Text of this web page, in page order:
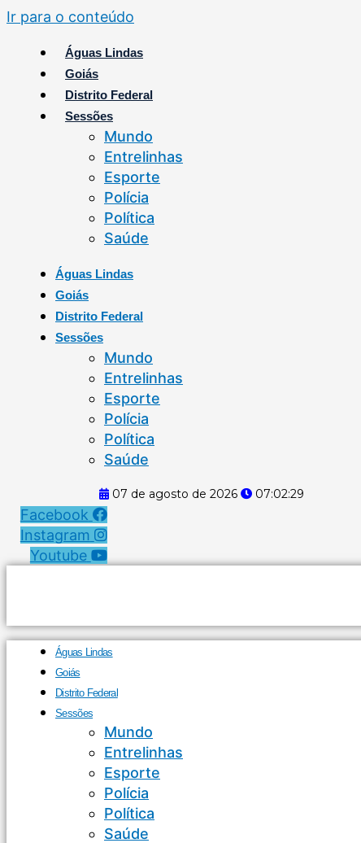
Ir para o conteúdo
Águas Lindas
Goiás
Distrito Federal
Sessões
Mundo
Entrelinhas
Esporte
Polícia
Política
Saúde
Águas Lindas
Goiás
Distrito Federal
Sessões
Mundo
Entrelinhas
Esporte
Polícia
Política
Saúde
07 de agosto de 2026 07:02:29
Facebook
Instagram
Youtube
Águas Lindas
Goiás
Distrito Federal
Sessões
Mundo
Entrelinhas
Esporte
Polícia
Política
Saúde